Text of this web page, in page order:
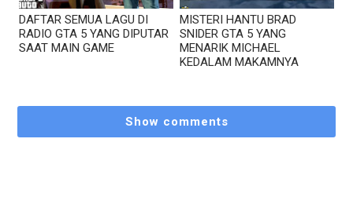
DAFTAR SEMUA LAGU DI
RADIO GTA 5 YANG DIPUTAR
SAAT MAIN GAME
MISTERI HANTU BRAD
SNIDER GTA 5 YANG
MENARIK MICHAEL
KEDALAM MAKAMNYA
Show comments